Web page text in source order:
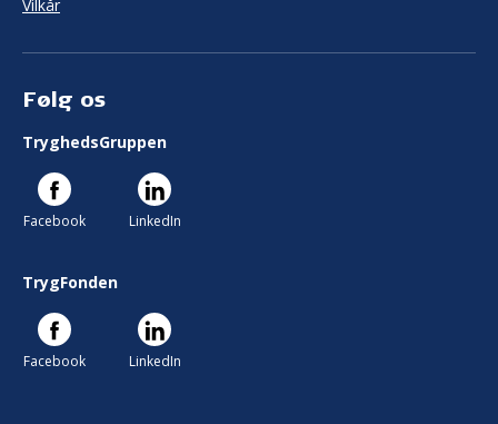
Vilkår
Følg os
TryghedsGruppen
Facebook LinkedIn
TrygFonden
Facebook LinkedIn